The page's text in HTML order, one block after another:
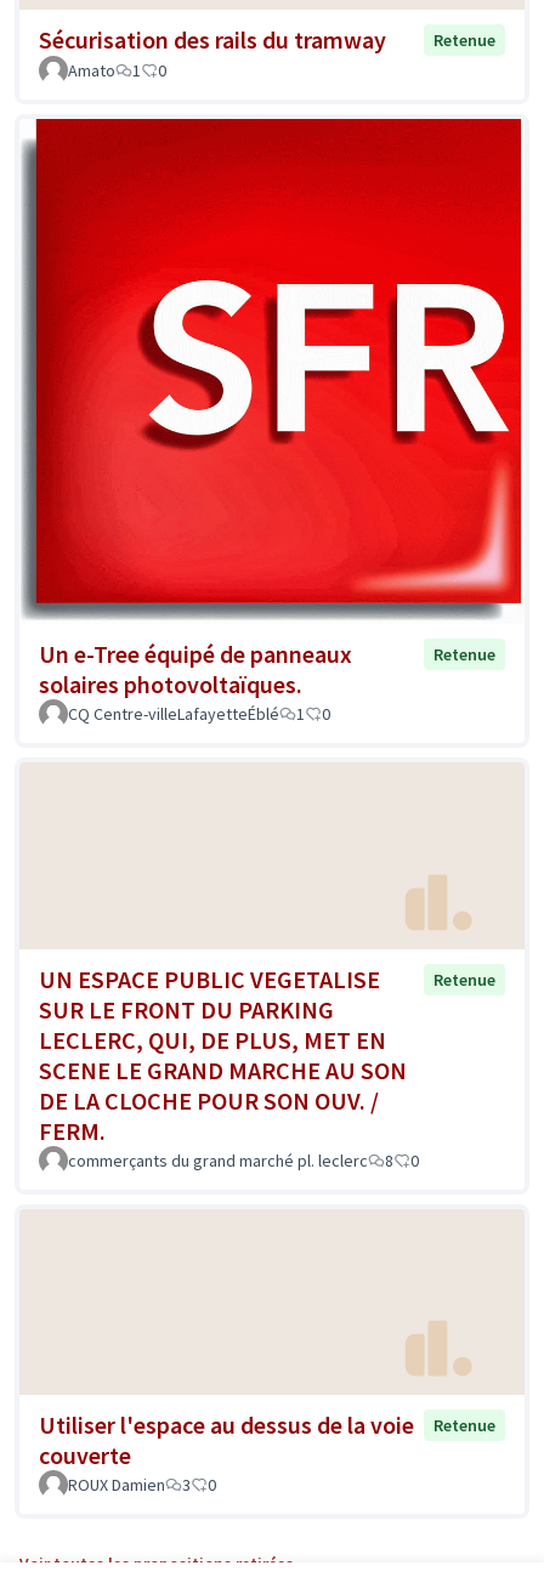
Sécurisation des rails du tramway
Retenue
Amato
1 0
Un e-Tree équipé de panneaux
solaires photovoltaïques.
Retenue
CQ Centre-villeLafayetteÉblé 1 0
UN ESPACE PUBLIC VEGETALISE
SUR LE FRONT DU PARKING
LECLERC, QUI, DE PLUS, MET EN
SCENE LE GRAND MARCHE AU SON
DE LA CLOCHE POUR SON OUV. /
FERM.
Retenue
commerçants du grand marché pl. leclerc 8 0
Utiliser l'espace au dessus de la voie
couverte
Retenue
ROUX Damien 3 0
Voir toutes les propositions retirées